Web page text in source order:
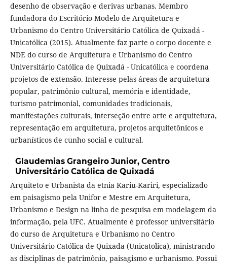
desenho de observação e derivas urbanas. Membro
fundadora do Escritório Modelo de Arquitetura e
Urbanismo do Centro Universitário Católica de Quixadá -
Unicatólica (2015). Atualmente faz parte o corpo docente e
NDE do curso de Arquitetura e Urbanismo do Centro
Universitário Católica de Quixadá - Unicatólica e coordena
projetos de extensão. Interesse pelas áreas de arquitetura
popular, patrimônio cultural, memória e identidade,
turismo patrimonial, comunidades tradicionais,
manifestações culturais, interseção entre arte e arquitetura,
representação em arquitetura, projetos arquitetônicos e
urbanísticos de cunho social e cultural.
Glaudemias Grangeiro Junior, Centro
Universitário Católica de Quixadá
Arquiteto e Urbanista da etnia Kariu-Kariri, especializado
em paisagismo pela Unifor e Mestre em Arquitetura,
Urbanismo e Design na linha de pesquisa em modelagem da
informação, pela UFC. Atualmente é professor universitário
do curso de Arquitetura e Urbanismo no Centro
Universitário Católica de Quixada (Unicatolica), ministrando
as disciplinas de patrimônio, paisagismo e urbanismo. Possui